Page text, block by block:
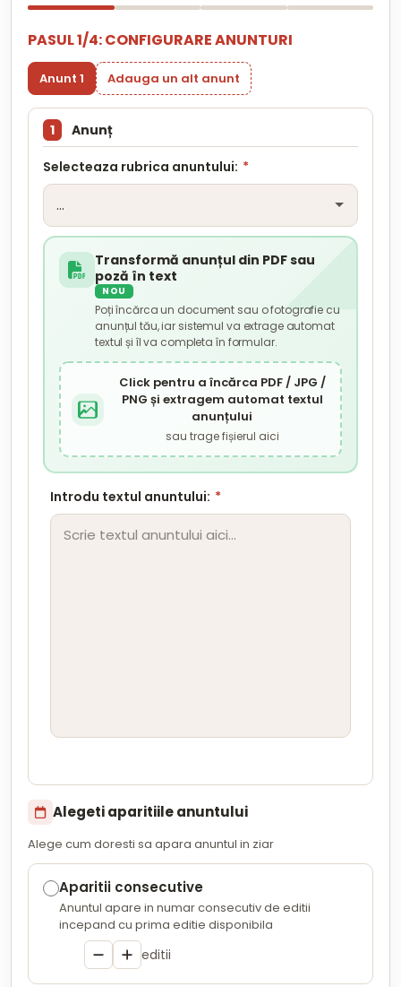
PASUL 1/4: CONFIGURARE ANUNTURI
Anunt 1 Adauga un alt anunt
1 Anunț
Selecteaza rubrica anuntului: *
Transformă anunțul din PDF sau
poză în text
NOU
Poți încărca un document sau o fotografie cu
anunțul tău, iar sistemul va extrage automat
textul și îl va completa în formular.
Click pentru a încărca PDF / JPG /
PNG și extragem automat textul
anunțului
sau trage fișierul aici
Introdu textul anuntului: *
Alegeti aparitiile anuntului
Alege cum doresti sa apara anuntul in ziar
Aparitii consecutive
Anuntul apare in numar consecutiv de editii
incepand cu prima editie disponibila
editii